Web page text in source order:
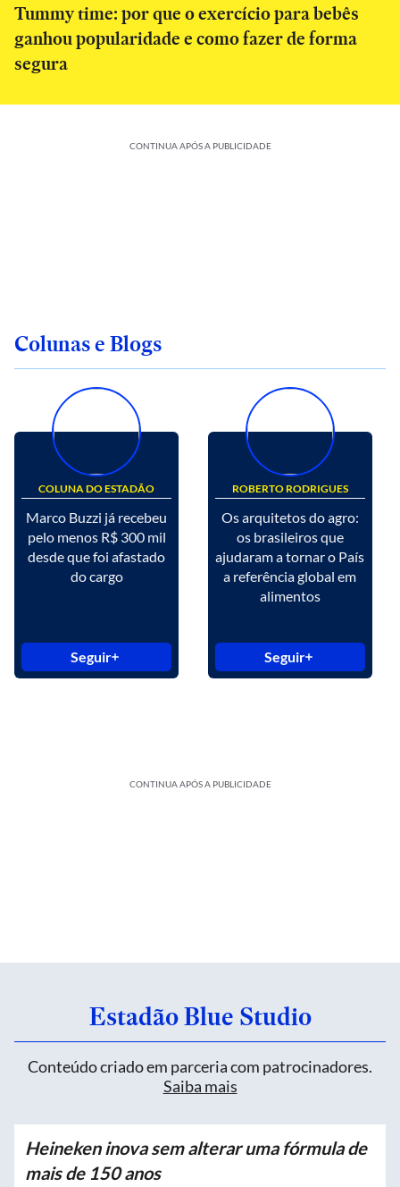
Tummy time: por que o exercício para bebês
ganhou popularidade e como fazer de forma
segura
CONTINUA APÓS A PUBLICIDADE
Colunas e Blogs
COLUNA DO ESTADÃO
Marco Buzzi já recebeu
pelo menos R$ 300 mil
desde que foi afastado
do cargo
Seguir
ROBERTO RODRIGUES
Os arquitetos do agro:
os brasileiros que
ajudaram a tornar o País
a referência global em
alimentos
Seguir
CONTINUA APÓS A PUBLICIDADE
Estadão Blue Studio
Conteúdo criado em parceria com patrocinadores.
Saiba mais
Heineken inova sem alterar uma fórmula de
mais de 150 anos